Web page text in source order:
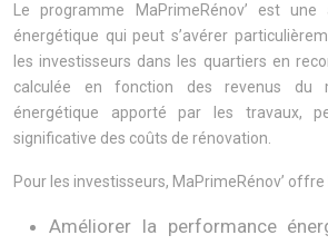
Le programme MaPrimeRénov’ est
énergétique qui peut s’avérer
les investisseurs dans les quartiers en
calculée en fonction des revenus du
énergétique apporté par les travaux,
significative des coûts de rénovation.
Pour les investisseurs, MaPrimeRénov’ offre
Améliorer la performance